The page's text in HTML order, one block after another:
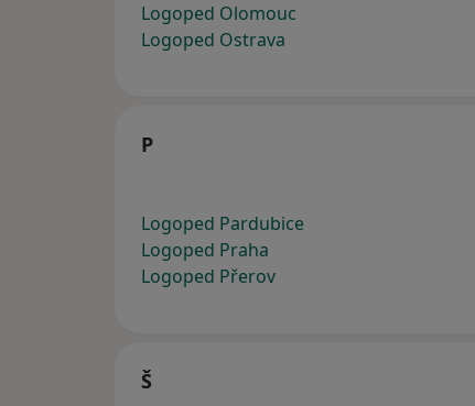
Logoped Olomouc
Logoped Ostrava
P
Logoped Pardubice
Logoped Praha
Logoped Přerov
Š